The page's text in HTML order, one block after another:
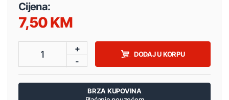
Cijena:
7,50
1
+
-
DODAJ U KORPU
BRZA KUPOVINA